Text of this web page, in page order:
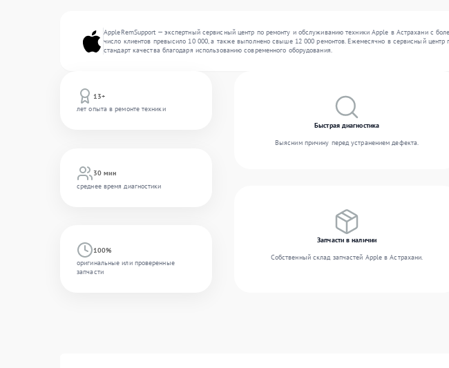
AppleRemSupport — экспертный сервисный центр по ремонту и обслуживанию техники Apple в Астрахани с
число клиентов превысило 10 000, а также выполнено свыше 12 000 ремонтов. Ежемесячно в сервисный
стандарт качества благодаря использованию современного оборудования.
13+
лет опыта в ремонте техники
30 мин
среднее время диагностики
100%
оригинальные или проверенные
запчасти
Быстрая диагностика
Выясним причину перед устранением дефекта.
Запчасти в наличии
Собственный склад запчастей Apple в Астрахани.